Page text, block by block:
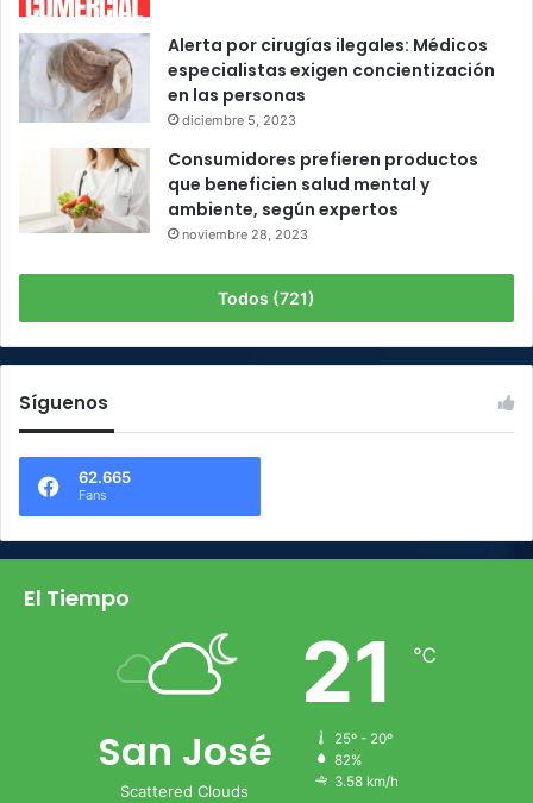
Alerta por cirugías ilegales: Médicos
especialistas exigen concientización
en las personas
diciembre 5, 2023
Consumidores prefieren productos
que beneficien salud mental y
ambiente, según expertos
noviembre 28, 2023
Todos (721)
Síguenos
62.665
Fans
El Tiempo
San José
Scattered Clouds
21 ℃
25º - 20º
82%
3.58 km/h